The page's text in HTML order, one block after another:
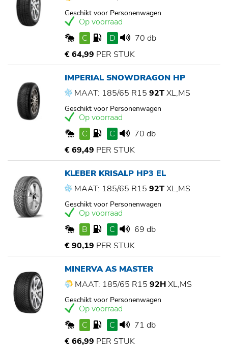
Geschikt voor Personenwagen
Op voorraad
C
D
70 db
€ 64,99 PER STUK
IMPERIAL SNOWDRAGON HP
MAAT: 185/65 R15 92TXL,MS
Geschikt voor Personenwagen
Op voorraad
C
C
70 db
€ 69,49 PER STUK
KLEBER KRISALP HP3 EL
MAAT: 185/65 R15 92TXL,MS
Geschikt voor Personenwagen
Op voorraad
B
C
69 db
€ 90,19 PER STUK
MINERVA AS MASTER
MAAT: 185/65 R15 92HXL,MS
Geschikt voor Personenwagen
Op voorraad
C
C
71 db
€ 66,99 PER STUK